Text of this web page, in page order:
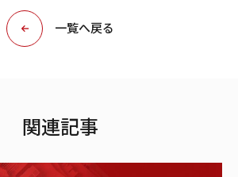
一覧へ戻る
関連記事